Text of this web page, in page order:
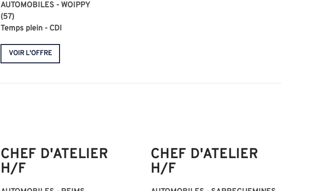
AUTOMOBILES - WOIPPY
(57)
Temps plein - CDI
VOIR L'OFFRE
CHEF D'ATELIER
H/F
CHEF D'ATELIER
H/F